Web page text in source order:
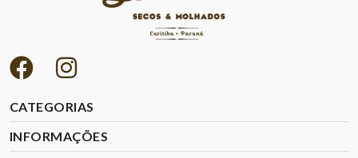
CATEGORIAS
INFORMAÇÕES